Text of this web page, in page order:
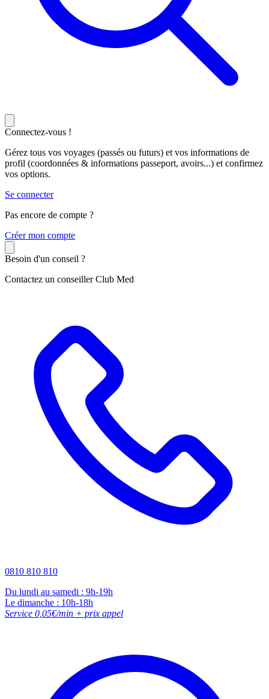
Connectez-vous !
Gérez tous vos voyages (passés ou futurs) et vos informations de
profil (coordonnées & informations passeport, avoirs...) et confirmez
vos options.
Se connecter
Pas encore de compte ?
Créer mon compte
Besoin d'un conseil ?
Contactez un conseiller Club Med
0810 810 810
Du lundi au samedi : 9h-19h
Le dimanche : 10h-18h
Service 0,05€/min + prix appel